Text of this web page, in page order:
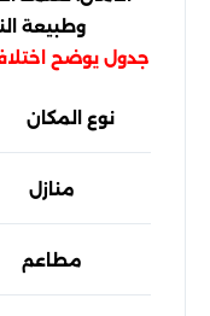
وطبيعة
جدول يوضح
نوع المكان
منازل
مطاعم